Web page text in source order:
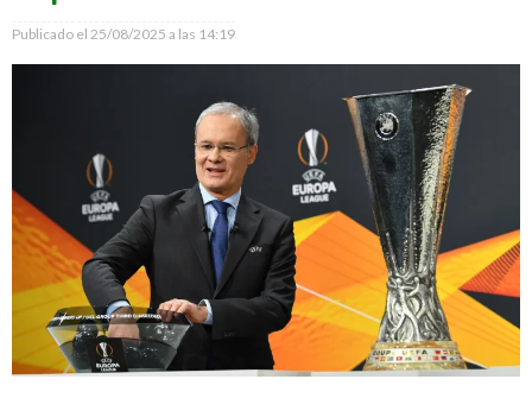
Publicado el 25/08/2025 a las 14:19